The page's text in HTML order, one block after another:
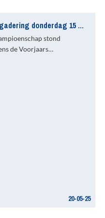
Terugblik Voorjaarsledenvergadering donderdag 15 mei jl.
stond
de Voorjaars…
20-05-25